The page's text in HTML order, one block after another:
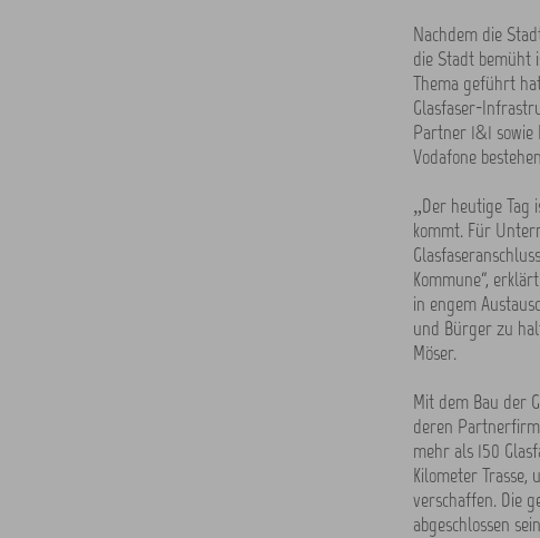
Nachdem die
die Stadt bemüht
Thema geführt
Glasfaser-
Partner 1&1
Vodafone
„Der heutige Tag
kommt. Für
Kommune“,
in engem
und Bürger zu
Möser.
Mit dem Bau der
deren
mehr als 150
Kilometer Trasse,
verschaffen. Die
abgeschlossen